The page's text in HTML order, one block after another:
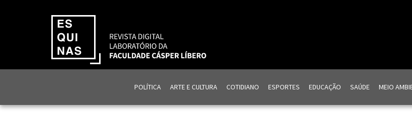
POLÍTICA ARTE E CULTURA COTIDIANO ESPORTES EDUCAÇÃO SAÚDE MEIO